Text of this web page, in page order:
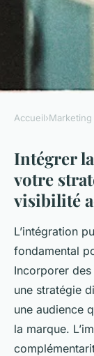
ligne :
intégrer
votre
Arthur•24 juillet
Accueil›Marketing
Intégrer
votre
visibilité
L’intégration
fondamental
Incorporer
une stratégie
une audience
la marque.